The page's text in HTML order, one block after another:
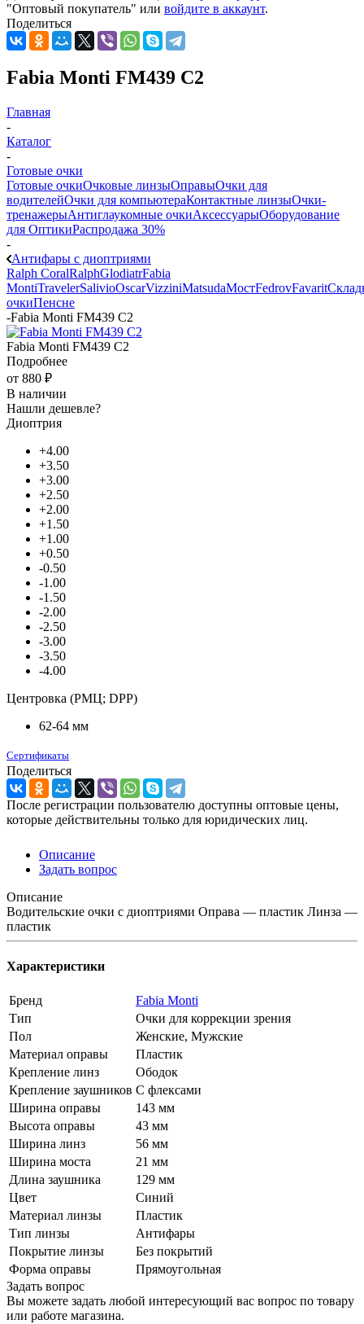
"Оптовый покупатель" или войдите в аккаунт.
Поделиться
Fabia Monti FM439 C2
Главная
-
Каталог
-
Готовые очки
Готовые очкиОчковые линзыОправыОчки для
водителейОчки для компьютераКонтактные линзыОчки-
тренажерыАнтиглаукомные очкиАксессуарыОборудование
для ОптикиРаспродажа 30%
-
Антифары с диоптриями
Ralph CoralRalphGlodiatrFabia
MontiTravelerSalivioOscarVizziniMatsudaМостFedrovFavarit
очкиПенсне
-Fabia Monti FM439 C2
Fabia Monti FM439 C2
Подробнее
от 880 ₽
В наличии
Нашли дешевле?
Диоптрия
+4.00
+3.50
+3.00
+2.50
+2.00
+1.50
+1.00
+0.50
-0.50
-1.00
-1.50
-2.00
-2.50
-3.00
-3.50
-4.00
Центровка (РМЦ; DPP)
62-64 мм
Сертификаты
Поделиться
После регистрации пользователю доступны оптовые цены,
которые действительны только для юридических лиц.
Описание
Задать вопрос
Описание
Водительские очки с диоптриями Оправа — пластик Линза —
пластик
Характеристики
Бренд
Fabia Monti
Тип
Очки для коррекции зрения
Пол
Женские, Мужские
Материал оправы
Пластик
Крепление линз
Ободок
Крепление заушников С флексами
Ширина оправы
143 мм
Высота оправы
43 мм
Ширина линз
56 мм
Ширина моста
21 мм
Длина заушника
129 мм
Цвет
Синий
Материал линзы
Пластик
Тип линзы
Антифары
Покрытие линзы
Без покрытий
Форма оправы
Прямоугольная
Задать вопрос
Вы можете задать любой интересующий вас вопрос по товару
или работе магазина.